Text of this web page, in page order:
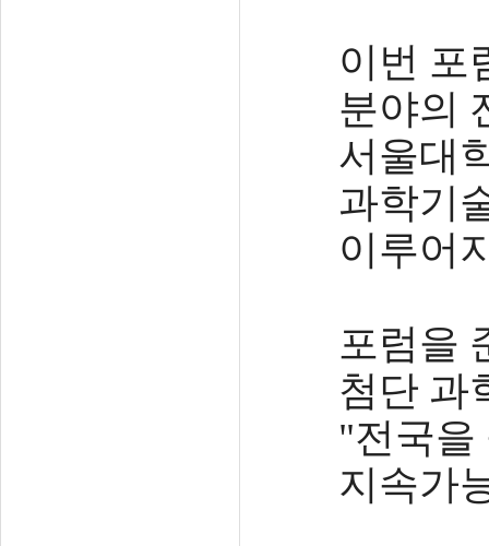
이번 포
분야의
서울대
과학기
이루어
포럼을
첨단 과
"전국을
지속가